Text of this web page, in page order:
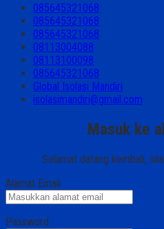
085645321068
085645321068
085645321068
08113004088
08113100098
085645321068
Global Isolasi Mandiri
isolasimandiri@gmail.com
Masuk ke
Selamat datang kembali,
Alamat Email
Password